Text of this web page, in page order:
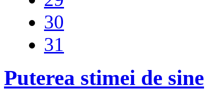
30
31
Puterea stimei de sine